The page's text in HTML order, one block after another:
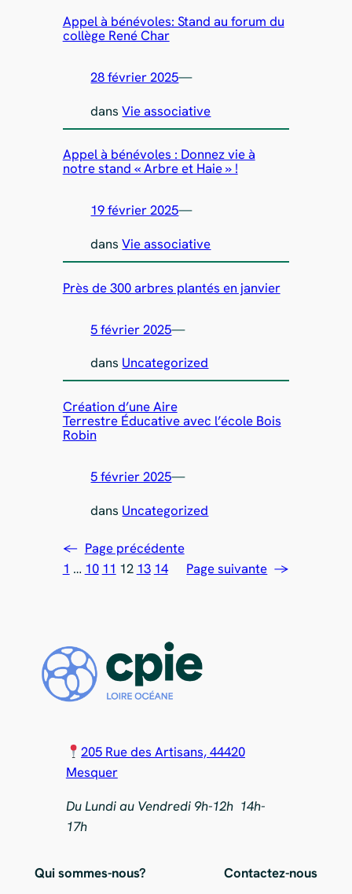
Appel à bénévoles: Stand au forum du
collège René Char
28 février 2025—
dansVie associative
Appel à bénévoles : Donnez vie à
notre stand « Arbre et Haie » !
19 février 2025—
dansVie associative
Près de 300 arbres plantés en janvier
5 février 2025—
dans Uncategorized
Création d’une Aire
Terrestre Éducative avec l’école Bois
Robin
5 février 2025—
dans Uncategorized
← Page précédente
1 … 10 11 12 13 14 Page suivante →
205 Rue des Artisans, 44420
Mesquer
Du Lundi au Vendredi 9h-12h 14h-
17h
Qui sommes-nous? Contactez-nous